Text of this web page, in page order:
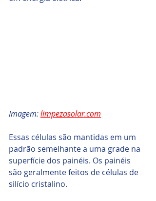
Imagem: limpezasolar.com
Essas células são mantidas em um
padrão semelhante a uma grade na
superfície dos painéis. Os painéis
são geralmente feitos de células de
silício cristalino.